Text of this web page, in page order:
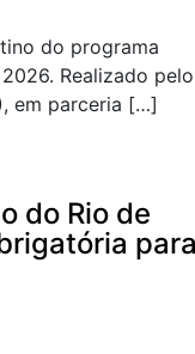
do programa
Realizado pelo
em parceria […]
do Rio de